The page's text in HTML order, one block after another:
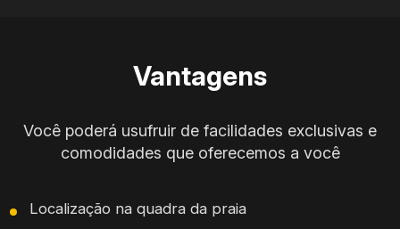
Vantagens
Você poderá usufruir de facilidades exclusivas e
comodidades que oferecemos a você
Localização na quadra da praia